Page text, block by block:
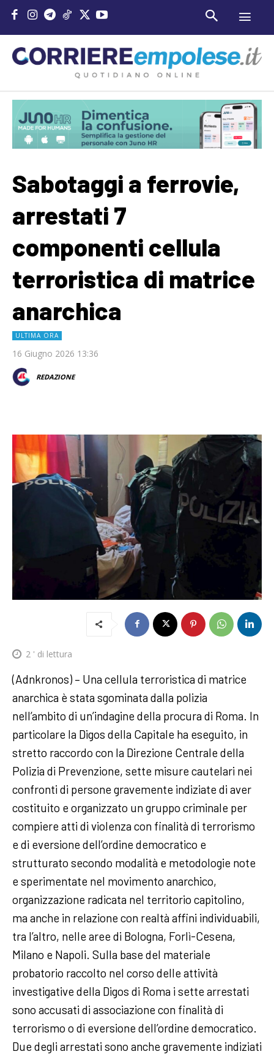
Sabotaggi a ferrovie,
arrestati 7
componenti cellula
terroristica di matrice
anarchica
ULTIMA ORA
16 Giugno 2026 13:36
REDAZIONE
2 ' di lettura
(Adnkronos) – Una cellula terroristica di matrice
anarchica è stata sgominata dalla polizia
nell’ambito di un’indagine della procura di Roma. In
particolare la Digos della Capitale ha eseguito, in
stretto raccordo con la Direzione Centrale della
Polizia di Prevenzione, sette misure cautelari nei
confronti di persone gravemente indiziate di aver
costituito e organizzato un gruppo criminale per
compiere atti di violenza con finalità di terrorismo
e di eversione dell’ordine democratico e
strutturato secondo modalità e metodologie note
e sperimentate nel movimento anarchico,
organizzazione radicata nel territorio capitolino,
ma anche in relazione con realtà affini individuabili,
tra l’altro, nelle aree di Bologna, Forlì-Cesena,
Milano e Napoli. Sulla base del materiale
probatorio raccolto nel corso delle attività
investigative della Digos di Roma i sette arrestati
sono accusati di associazione con finalità di
terrorismo o di eversione dell’ordine democratico.
Due degli arrestati sono anche gravemente indiziati